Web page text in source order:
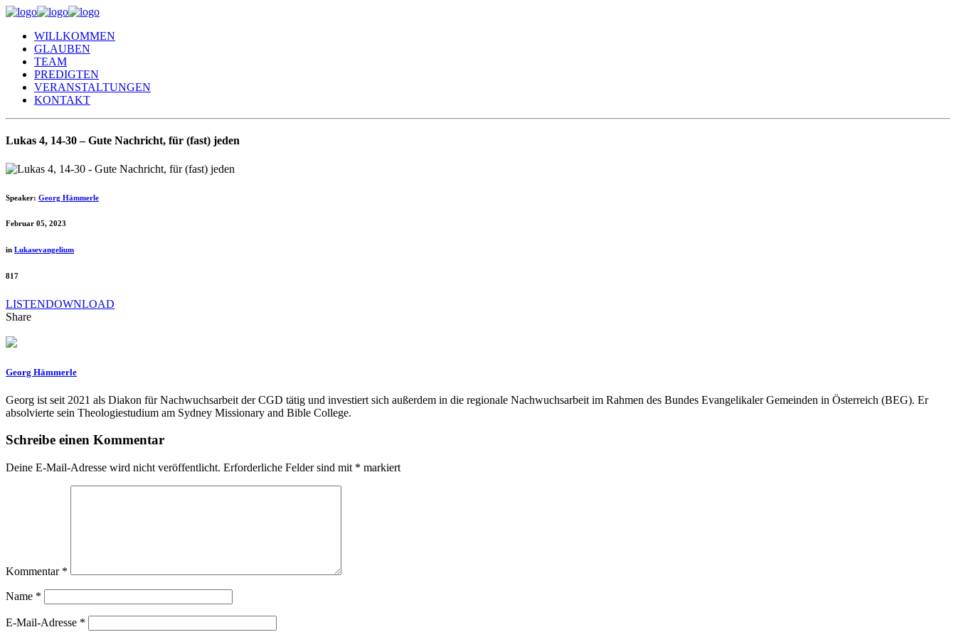
WILLKOMMEN
GLAUBEN
TEAM
PREDIGTEN
VERANSTALTUNGEN
KONTAKT
Lukas 4, 14-30 – Gute Nachricht, für (fast) jeden
Speaker: Georg Hämmerle
Februar 05, 2023
in Lukasevangelium
817
LISTENDOWNLOAD
Share
Georg Hämmerle
Georg ist seit 2021 als Diakon für Nachwuchsarbeit der CGD tätig und investiert sich außerdem in die regionale Nachwuchsarbeit im Rahmen des Bundes Evangelikaler Gemeinden in Österreich (BEG). Er
absolvierte sein Theologiestudium am Sydney Missionary and Bible College.
Schreibe einen Kommentar
Deine E-Mail-Adresse wird nicht veröffentlicht. Erforderliche Felder sind mit * markiert
Kommentar *
Name *
E-Mail-Adresse *